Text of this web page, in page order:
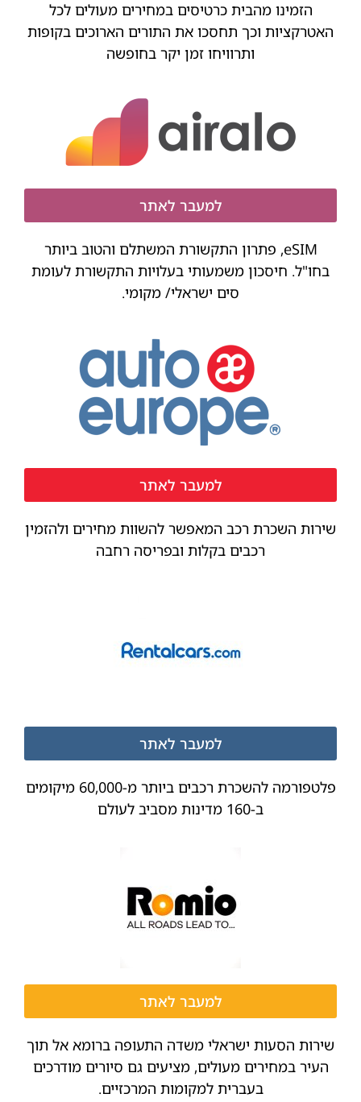
הזמינו מהבית כרטיסים במחירים מעולים לכל
האטרקציות וכך תחסכו את התורים הארוכים בקופות
ותרוויחו זמן יקר בחופשה
למעבר לאתר
eSIM, פתרון התקשורת המשתלם והטוב ביותר
בחו"ל. חיסכון משמעותי בעלויות התקשורת לעומת
סים ישראלי/ מקומי.
למעבר לאתר
שירות השכרת רכב המאפשר להשוות מחירים ולהזמין
רכבים בקלות ובפריסה רחבה
למעבר לאתר
פלטפורמה להשכרת רכבים ביותר מ-60,000 מיקומים
ב-160 מדינות מסביב לעולם
למעבר לאתר
שירות הסעות ישראלי משדה התעופה ברומא אל תוך
העיר במחירים מעולים, מציעים גם סיורים מודרכים
בעברית למקומות המרכזיים.